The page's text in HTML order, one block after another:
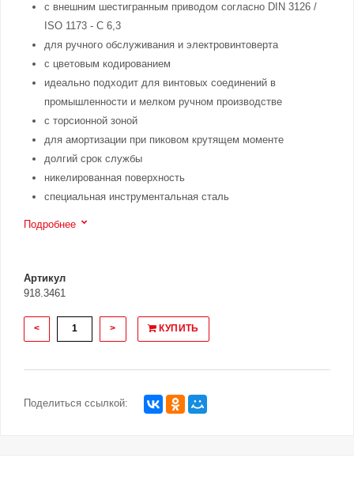
с внешним шестигранным приводом согласно DIN 3126 /
ISO 1173 - C 6,3
для ручного обслуживания и электровинтоверта
с цветовым кодированием
идеально подходит для винтовых соединений в
промышленности и мелком ручном производстве
с торсионной зоной
для амортизации при пиковом крутящем моменте
долгий срок службы
никелированная поверхность
специальная инструментальная сталь
Подробнее
Артикул
918.3461
< > КУПИТЬ
Поделиться ссылкой: